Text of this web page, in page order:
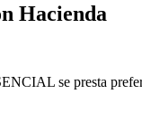
Hacienda
se presta